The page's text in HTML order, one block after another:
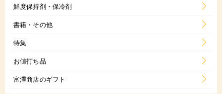
鮮度保持剤・保冷剤
書籍・その他
特集
お値打ち品
富澤商店のギフト